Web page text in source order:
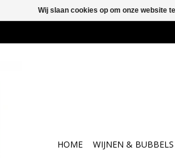
HOME WIJNEN & BUBBELS
Wij slaan cookies op om onze website